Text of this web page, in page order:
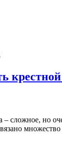
крестной
– сложное, но